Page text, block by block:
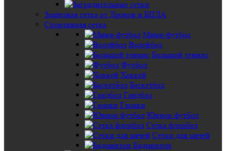
Защитная сетка от Дронов и БПЛА
Спортивная сетка
Мини-футбол
Волейбол
Большой теннис
Футбол
Хоккей
Баскетбол
Гандбол
Гамаки
Юниор футбол
Сетка флорбол
Сетки для мячей
Бадминтон